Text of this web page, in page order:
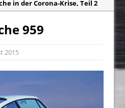
in der Corona-Krise, Teil 2
ISA macht Blitzer
959
2015